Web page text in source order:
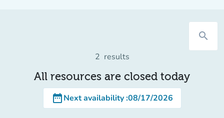
search
2 results
All resources are closed today
date_rangeNext availability:08/17/2026